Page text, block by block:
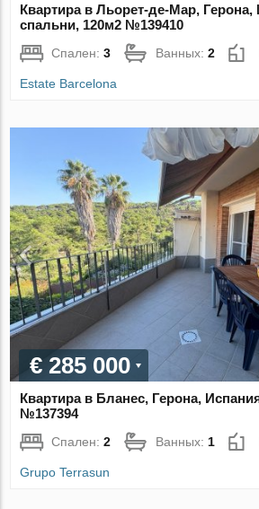
Квартира в Льорет-де-Мар, Герона,
спальни, 120м2 №139410
Спален:3 Ванных:2
Estate Barcelona
€ 285 000
Квартира в Бланес, Герона,
№137394
Спален:2 Ванных:1
Grupo Terrasun